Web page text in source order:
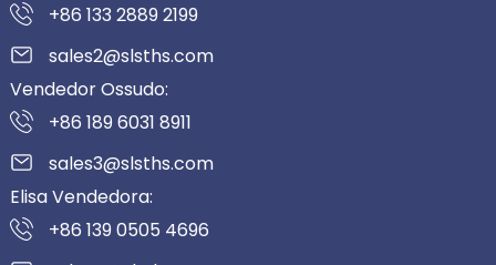
+86 133 2889 2199
sales2@slsths.com
Vendedor Ossudo:
+86 189 6031 8911
sales3@slsths.com
Elisa Vendedora:
+86 139 0505 4696